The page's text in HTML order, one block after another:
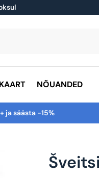
NÕUANDED
ja säästa -15%